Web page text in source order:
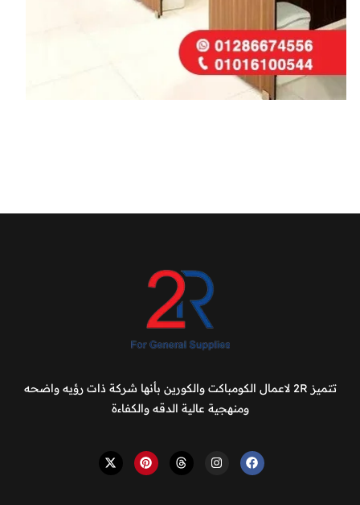
تتميز 2R لاعمال الكومباكت والكورين بأنها شركة ذات رؤيه واضحه
ومنهجية عالية الدقه والكفاءة